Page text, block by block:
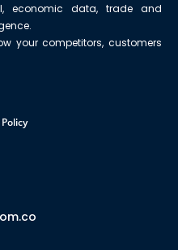
economic data, trade and
your competitors, customers